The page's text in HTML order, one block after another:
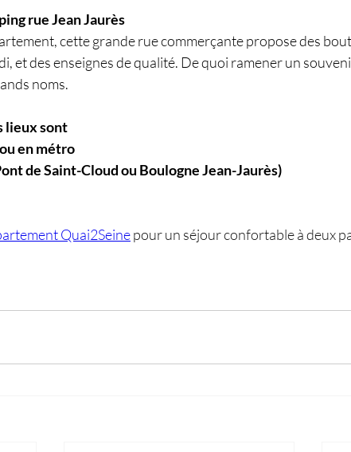
rue Jean Jaurès
cette grande rue commerçante propose des
et des enseignes de qualité. De quoi ramener un
noms.
lieux sont
en métro
de Saint-Cloud ou Boulogne Jean-Jaurès)
Quai2Seine pour un séjour confortable à deux